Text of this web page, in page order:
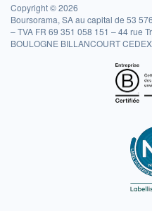
Copyright © 2026
Boursorama, SA au capital de 53
– TVA FR 69 351 058 151 – 44 rue
BOULOGNE BILLANCOURT CEDEX